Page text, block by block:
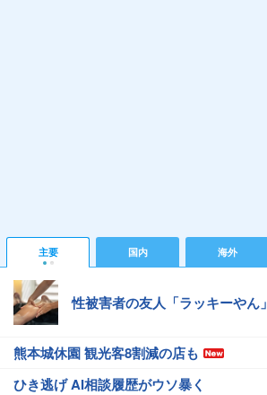
主要 国内 海外
性被害者の友人「ラッキーやん」
熊本城休園 観光客8割減の店も
ひき逃げ AI相談履歴がウソ暴く